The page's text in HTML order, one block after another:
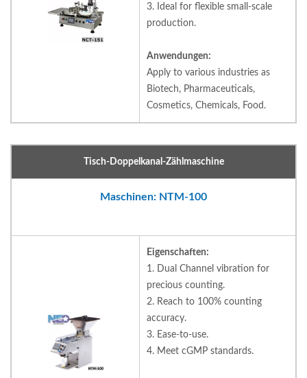
3. Ideal for flexible small-scale
production.
Anwendungen:
Apply to various industries as
Biotech, Pharmaceuticals,
Cosmetics, Chemicals, Food.
Tisch-Doppelkanal-Zählmaschine
Maschinen: NTM-100
Eigenschaften:
1. Dual Channel vibration for
precious counting.
2. Reach to 100% counting
accuracy.
3. Ease-to-use.
4. Meet cGMP standards.